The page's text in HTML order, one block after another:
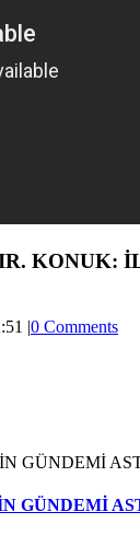
KONUK:
|0 Comments
GÜNDEMİ